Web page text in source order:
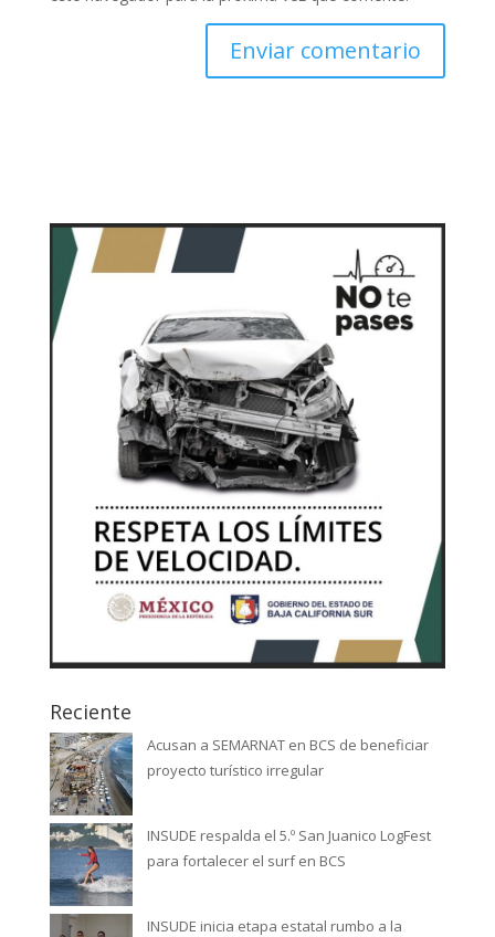
Reciente
Acusan a SEMARNAT en BCS de beneficiar
proyecto turístico irregular
INSUDE respalda el 5.º San Juanico LogFest
para fortalecer el surf en BCS
INSUDE inicia etapa estatal rumbo a la